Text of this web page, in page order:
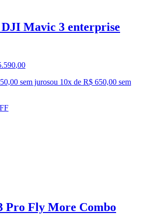
Mavic 3 enterprise
,00
sem jurosou 10x de R$ 650,00 sem
Pro Fly More Combo